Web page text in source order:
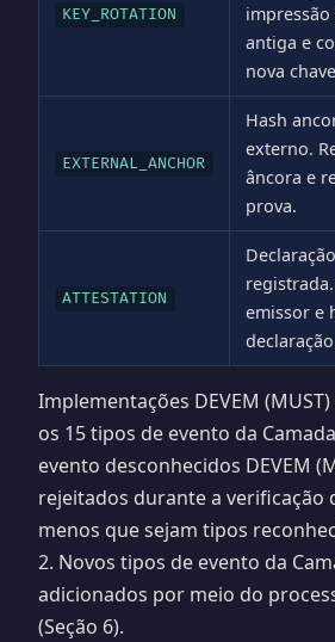
KEY_ROTATION
antiga e
nova
EXTERNAL_ANCHOR
Hash
externo.
âncora e
prova.
ATTESTATION
emissor e
Implementações DEVEM
os 15 tipos de evento da
evento desconhecidos DEVEM
rejeitados durante a verificação
menos que sejam tipos
2. Novos tipos de evento da
adicionados por meio do
(Seção 6).